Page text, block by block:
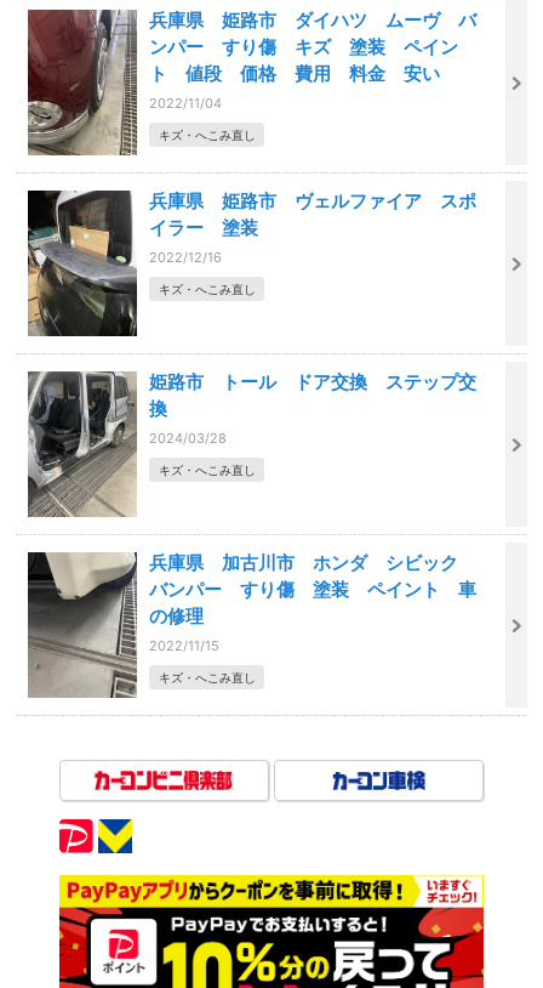
兵庫県 姫路市 ダイハツ ムーヴ バ
ンパー すり傷 キズ 塗装 ペイン
ト 値段 価格 費用 料金 安い
2022/11/04
キズ・へこみ直し
兵庫県 姫路市 ヴェルファイア スポ
イラー 塗装
2022/12/16
キズ・へこみ直し
姫路市 トール ドア交換 ステップ交
換
2024/03/28
キズ・へこみ直し
兵庫県 加古川市 ホンダ シビック
バンパー すり傷 塗装 ペイント 車
の修理
2022/11/15
キズ・へこみ直し